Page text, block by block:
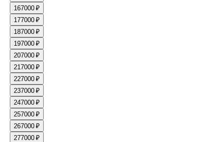
167000 ₽
177000 ₽
187000 ₽
197000 ₽
207000 ₽
217000 ₽
227000 ₽
237000 ₽
247000 ₽
257000 ₽
267000 ₽
277000 ₽